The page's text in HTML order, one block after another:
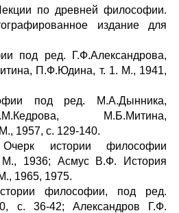
по древней философии.
издание для
под ред. Г.Ф.Александрова,
П.Ф.Юдина, т. 1. М., 1941,
под ред. М.А.Дынника,
М.Б.Митина,
1957, с. 129-140.
истории философии
М., 1936; Асмус В.Ф. История
1965, 1975.
философии, под ред.
с. 36-42; Александров Г.Ф.